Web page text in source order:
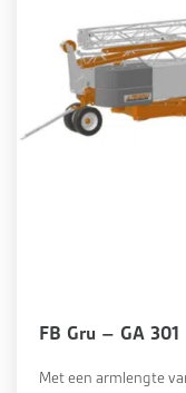
FB Gru – GA 301
Met een armlengte